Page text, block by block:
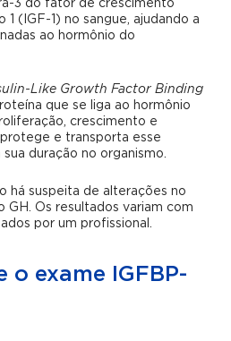
3 do fator de crescimento
1 (IGF-1) no sangue, ajudando a
ao hormônio do
Like Growth Factor Binding
que se liga ao hormônio
crescimento e
e transporta esse
duração no organismo.
há suspeita de alterações no
GH. Os resultados variam com
por um profissional.
o exame IGFBP-